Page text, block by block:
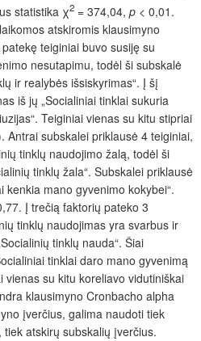
statistika χ2 = 374,04, p < 0,01.
atskiromis klausimyno
teiginiai buvo susiję su
nesutapimu, todėl ši subskalė
ir realybės išsiskyrimas“. Į šį
iš jų „Socialiniai tinklai sukuria
Teiginiai vienas su kitu stipriai
Antrai subskalei priklausė 4 teiginiai,
tinklų naudojimo žalą, todėl ši
tinklų žala“. Subskalei priklausė
kenkia mano gyvenimo kokybei“.
Į trečią faktorių pateko 3
tinklų naudojimas yra svarbus ir
tinklų nauda“. Šiai
tinklai daro mano gyvenimą
vienas su kitu koreliavo vidutiniškai
klausimyno Cronbacho alpha
įverčius, galima naudoti tiek
atskirų subskalių įverčius.